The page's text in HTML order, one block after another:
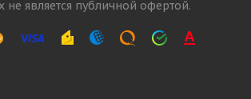
не является публичной офертой.